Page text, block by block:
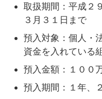
取扱期間：平成２
３月３１日まで
預入対象：個人・
資金を入れている
預入金額：１００
預入期間：１年、